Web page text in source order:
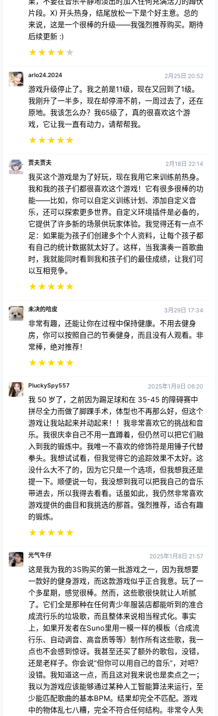
片段。X) 开头热身，结尾放松一下是个好主意。总的
来说，这是一个很棒的升级——我强烈推荐购买。期待
后续更新 :)
★★★★★
arlo24.2024 2月25日 20:52
游戏升级停止了。我之前是11级，现在又回到了1级。
我刚升了一半多，现在却停滞不前，一周过去了，还在
原地。我该怎么办？我65级了，真的很喜欢这个游
戏，它让我一直有动力，请帮帮我。
★★★★★
贾夫贾夫 2月18日 22:14
我买这个游戏是为了好玩，现在我用它来训练前热身。
我和我的孩子们都很喜欢这个游戏！它有很多很棒的功
能——比如，你可以自定义训练计划、添加自定义音
乐，还可以探索更多世界。自定义环境插件是必备的，
它提供了许多新的场景供玩家体验。我觉得还有一点不
足：如果能为孩子们创建多个个人资料，让每个孩子都
有自己的统计数据就太好了。这样，当我演奏一首歌曲
时，我就能同时看到我和孩子们的最佳成绩，让我们可
以互相竞争。
★★★★★
未决的哈皮 3月29日 17:34
非常有趣，还能让你在过程中保持健康。不用去健身
房，你可以按照自己的节奏健身，而且没有人观看。非
常棒，绝对推荐！
★★★★★
PluckySpy557 2025年1月9日 06:20
我 50 岁了，之前因为踢足球和在 35-45 的障碍赛中
拼尽全力而做了脚踝手术，体型也不再那么好，但这个
游戏让我站起来并动起来！！我非常喜欢它的挑战和音
乐。我很庆幸自己不用一直蹲着，但仍然可以把它们融
入到我的锻炼中。我唯一不喜欢的修饰符是用锤子代替
拳头。我想试试看，但我觉得它的追踪效果不太好。这
没什么大不了的，因为它只是一个选项，但我想我还是
提一下。顺便说一句，我没想到我可以把我自己的音乐
带进去，所以我得去看看。话虽如此，我仍然非常喜欢
游戏提供的曲目和我挑选的那首。强烈推荐，适合有趣
的锻炼。
★★★★★
光气牛仔 2025年1月8日 21:57
这是我为我的3S购买的第一批游戏之一，因为我想要
一款好的健身游戏，而这款游戏似乎正合我意。玩了一
个多星期，感觉很棒。然而，这些歌很快就让人听腻
了。它们全是那种在任何青少年服装店都能听到的准合
成流行乐的垃圾歌，而且整体来说相当程式化。事实
上，如果开发者在Suno里用一模一样的模板（合成流
行乐、自动调音、高音质等等）制作所有这些歌，我一
点也不会感到惊讶。我甚至还买了额外的歌包，没错，
还是老样子。你会说“但你可以用自己的音乐”，对吧？
没错。我知道这一点，而且这对我来说也是卖点之一；
我以为游戏应该能够通过某种人工智能算法来运行，至
少能匹配歌曲的基本BPM。结果却完全不匹配。游戏
中的物体乱七八糟，完全不符合任何结构。非常令人失